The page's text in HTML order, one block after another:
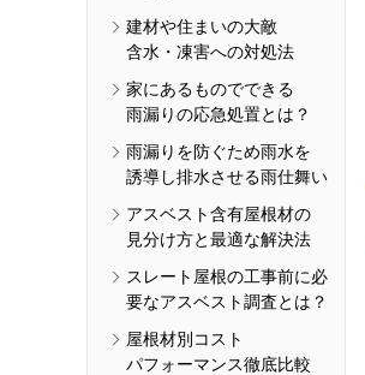
建材や住まいの大敵
含水・凍害への対処法
家にあるものでできる
雨漏りの応急処置とは？
雨漏りを防ぐため雨水を
誘導し排水させる雨仕舞い
アスベスト含有屋根材の
見分け方と最適な解決法
スレート屋根の工事前に必
要なアスベスト調査とは？
屋根材別コスト
パフォーマンス徹底比較